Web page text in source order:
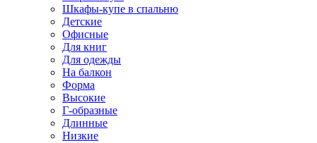
Шкафы-купе в спальню
Детские
Офисные
Для книг
Для одежды
На балкон
Форма
Высокие
Г-образные
Длинные
Низкие